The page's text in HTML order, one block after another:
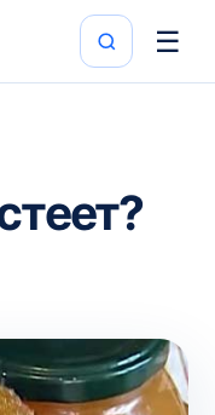
☰